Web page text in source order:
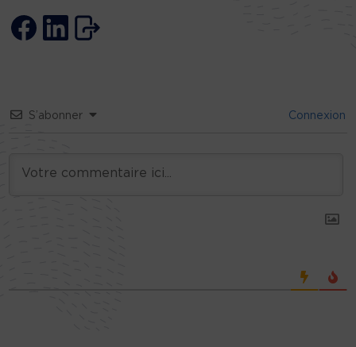
S’abonner Connexion